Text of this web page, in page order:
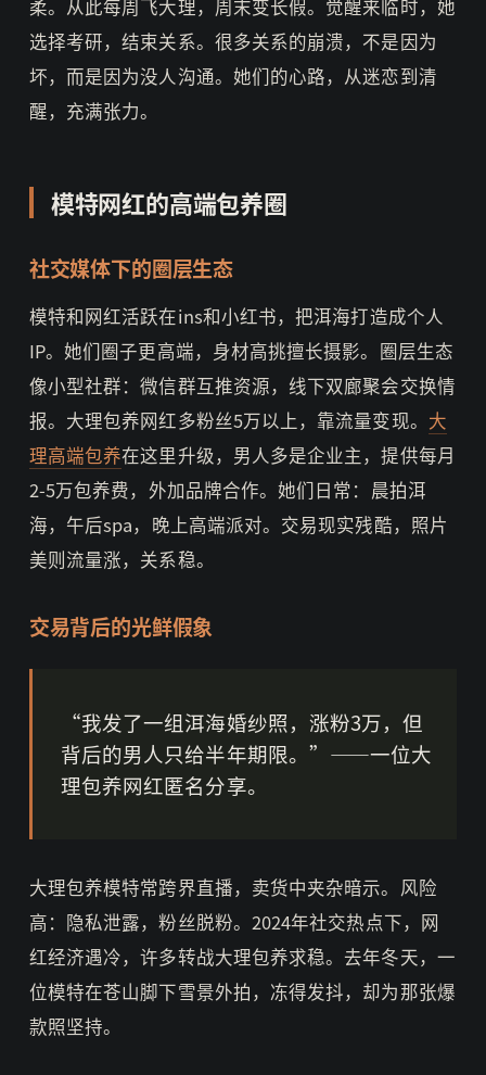
柔。从此每周飞大理，周末变长假。觉醒来临时，她
选择考研，结束关系。很多关系的崩溃，不是因为
坏，而是因为没人沟通。她们的心路，从迷恋到清
醒，充满张力。
模特网红的高端包养圈
社交媒体下的圈层生态
模特和网红活跃在ins和小红书，把洱海打造成个人
IP。她们圈子更高端，身材高挑擅长摄影。圈层生态
像小型社群：微信群互推资源，线下双廊聚会交换情
报。大理包养网红多粉丝5万以上，靠流量变现。 大
理高端包养在这里升级，男人多是企业主，提供每月
2-5万包养费，外加品牌合作。她们日常：晨拍洱
海，午后spa，晚上高端派对。交易现实残酷，照片
美则流量涨，关系稳。
交易背后的光鲜假象
“我发了一组洱海婚纱照，涨粉3万，但
背后的男人只给半年期限。”——一位大
理包养网红匿名分享。
大理包养模特常跨界直播，卖货中夹杂暗示。风险
高：隐私泄露，粉丝脱粉。2024年社交热点下，网
红经济遇冷，许多转战大理包养求稳。去年冬天，一
位模特在苍山脚下雪景外拍，冻得发抖，却为那张爆
款照坚持。